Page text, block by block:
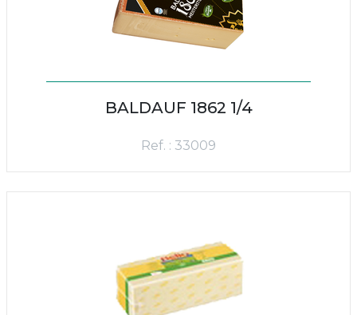
BALDAUF 1862 1/4
Ref. : 33009